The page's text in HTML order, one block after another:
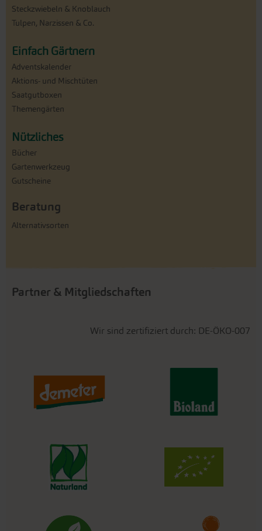
Steckzwiebeln & Knoblauch
Tulpen, Narzissen & Co.
Einfach Gärtnern
Adventskalender
Aktions- und Mischtüten
Saatgutboxen
Themengärten
Nützliches
Bücher
Gartenwerkzeug
Gutscheine
Beratung
Alternativsorten
Partner & Mitgliedschaften
Wir sind zertifiziert durch: DE-ÖKO-007